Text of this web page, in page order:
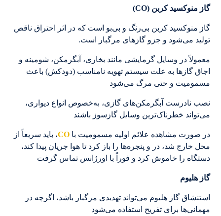
گاز منوکسید کربن (CO)
گاز منوکسید کربن بی‌رنگ و بی‌بو است که در اثر احتراق ناقص
تولید می‌شود و جزو گازهای مرگبار است.
معمولاً در وسایل گرمایشی مانند بخاری، آبگرمکن، شومینه و
اجاق گازها به علت سیستم تهویه نامناسب (دودکش) باعث
مسمومیت و حتی مرگ می‌شود
نصب نادرست آبگرمکن‌های گازی، به‌خصوص انواع دیواری،
می‌تواند خطرناک‌ترین وسایل گازسوز باشند
در صورت مشاهده علائم اولیه مسمومیت باCO، باید سریعاً از
محل خارج شد، در و پنجره‌ها را باز کرد تا هوا جریان پیدا کند،
دستگاه را خاموش کرد و فوراً با اورژانس تماس گرفت
گاز هلیوم
استنشاق گاز هلیوم می‌تواند تهدیدی مرگبار باشد، اگرچه در
مهمانی‌ها برای تفریح استفاده می‌شود